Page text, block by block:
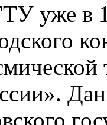
уже в